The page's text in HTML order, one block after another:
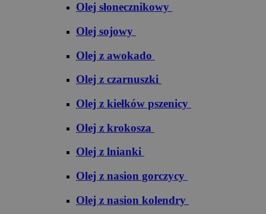
Olej słonecznikowy
Olej sojowy
Olej z awokado
Olej z czarnuszki
Olej z kiełków pszenicy
Olej z krokosza
Olej z lnianki
Olej z nasion gorczycy
Olej z nasion kolendry